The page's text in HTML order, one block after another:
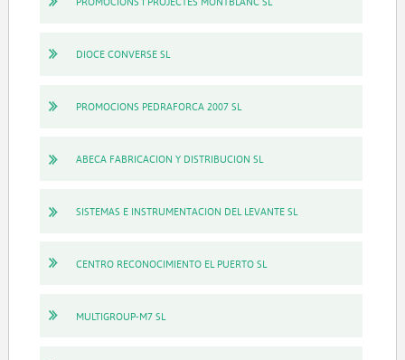
DIOCE CONVERSE SL
PROMOCIONS PEDRAFORCA 2007 SL
ABECA FABRICACION Y DISTRIBUCION SL
SISTEMAS E INSTRUMENTACION DEL LEVANTE SL
CENTRO RECONOCIMIENTO EL PUERTO SL
MULTIGROUP-M7 SL